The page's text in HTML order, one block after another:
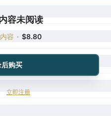
容未阅读
容 · $8.80
购买
立即注册